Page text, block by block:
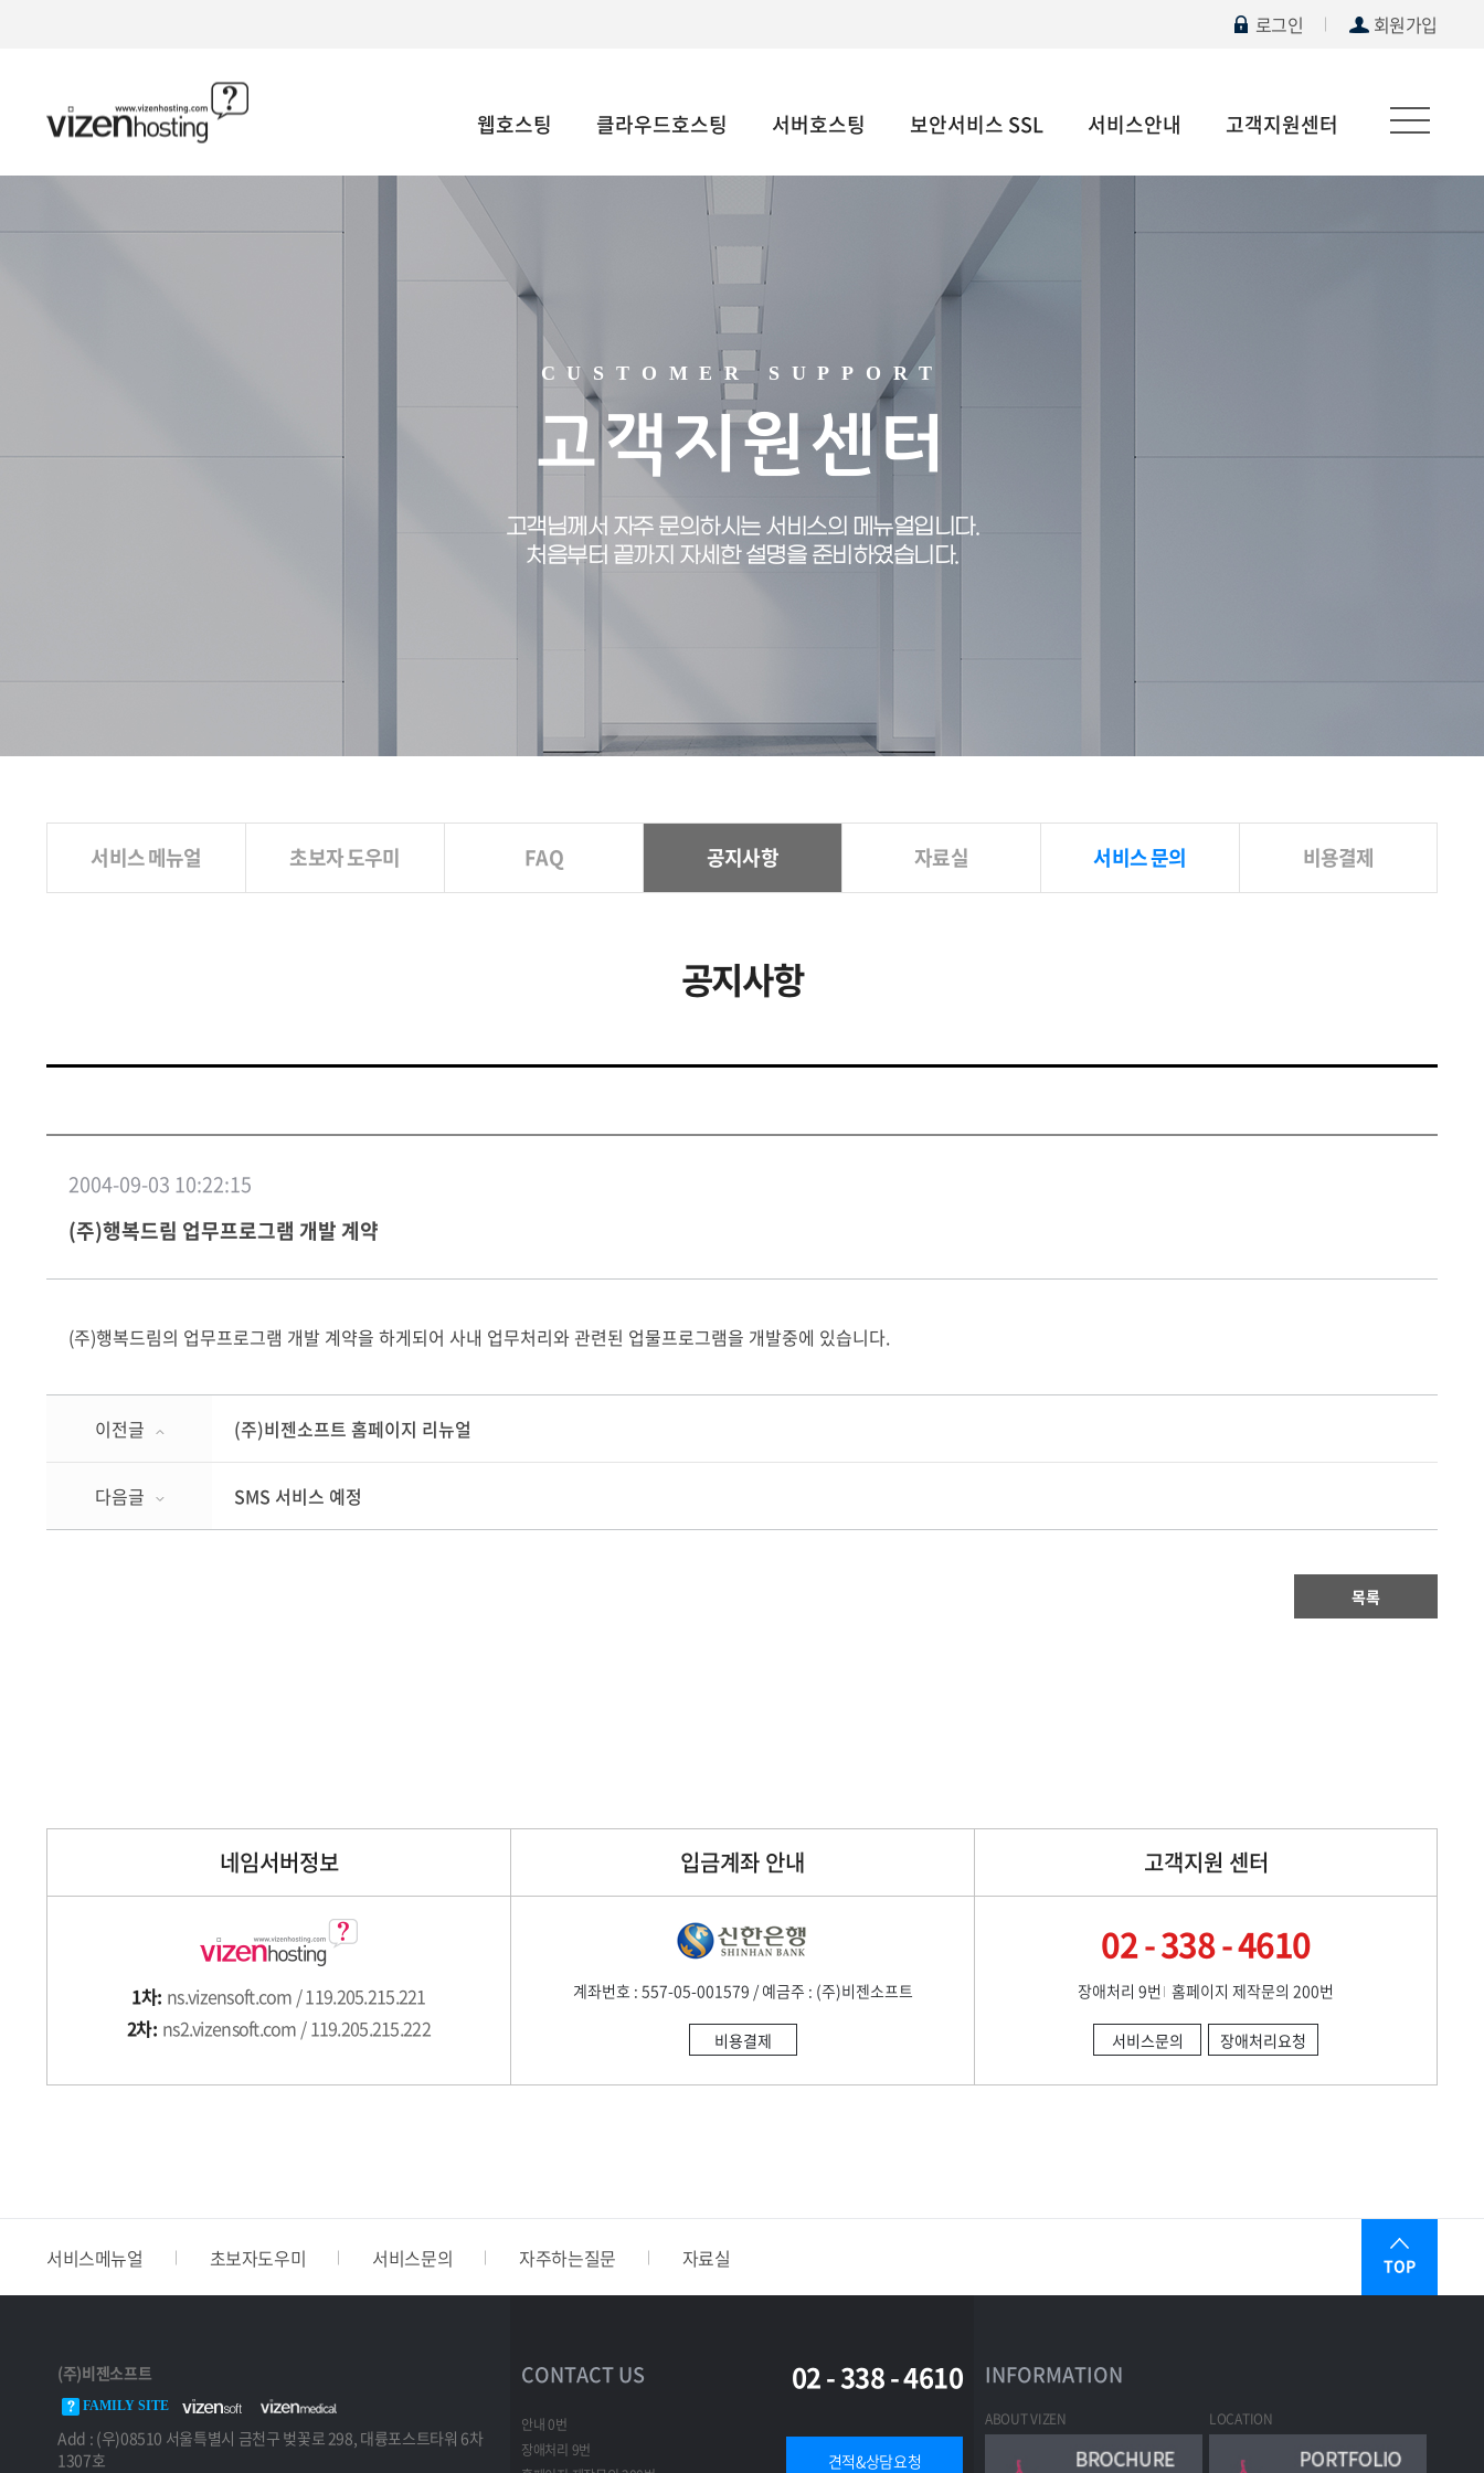
로그인 회원가입
웹호스팅 클라우드호스팅 서버호스팅 보안서비스 SSL 서비스안내 고객지원센터
CUSTOMER SUPPORT
고객지원센터
고객님께서 자주 문의하시는 서비스의 메뉴얼입니다.
처음부터 끝까지 자세한 설명을 준비하였습니다.
서비스 메뉴얼 초보자 도우미 FAQ 공지사항 자료실 서비스 문의 비용결제
공지사항
2004-09-03 10:22:15
(주)행복드림 업무프로그램 개발 계약
(주)행복드림의 업무프로그램 개발 계약을 하게되어 사내 업무처리와 관련된 업물프로그램을 개발중에 있습니다.
이전글 (주)비젠소프트 홈페이지 리뉴얼
다음글 SMS 서비스 예정
목록
네임서버정보
1차: ns.vizensoft.com / 119.205.215.221
2차: ns2.vizensoft.com / 119.205.215.222
입금계좌 안내
계좌번호 : 557-05-001579 / 예금주 : (주)비젠소프트
비용결제
고객지원 센터
02 - 338 - 4610
장애처리 9번 홈페이지 제작문의 200번
서비스문의 장애처리요청
서비스메뉴얼 초보자도우미 서비스문의 자주하는질문 자료실 TOP
(주)비젠소프트
FAMILY SITE
Add : (우)08510 서울특별시 금천구 벚꽃로 298, 대륭포스트타워 6차
1307호
CONTACT US 02 - 338 - 4610
안내 0번
장애처리 9번
견적&상담요청
INFORMATION
ABOUT VIZEN LOCATION